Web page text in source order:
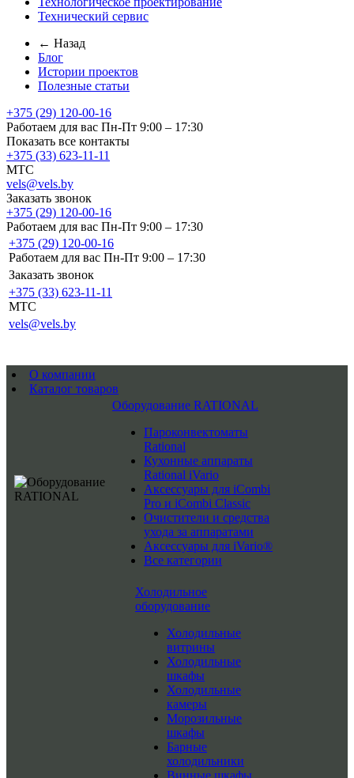
Технический сервис
← Назад
Блог
Истории проектов
Полезные статьи
+375 (29) 120-00-16
Работаем для вас Пн-Пт 9:00 – 17:30
Показать все контакты
+375 (33) 623-11-11
MTC
vels@vels.by
Заказать звонок
+375 (29) 120-00-16
Работаем для вас Пн-Пт 9:00 – 17:30
+375 (29) 120-00-16
Работаем для вас Пн-Пт 9:00 – 17:30
Заказать звонок
+375 (33) 623-11-11
MTC
vels@vels.by
О компании
Каталог товаров
Оборудование RATIONAL
Пароконвектоматы
Rational
Кухонные аппараты
Rational iVario
Аксессуары для iCombi
Pro и iCombi Classic
Очистители и средства
ухода за аппаратами
Аксессуары для iVario®
Все категории
Холодильное
оборудование
Холодильные
витрины
Холодильные
шкафы
Холодильные
камеры
Морозильные
шкафы
Барные
холодильники
Винные шкафы